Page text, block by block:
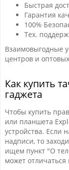
Быстрая
Гарантия
100%
Тех.
Взаимовыгодные
центров и
Как купить
гаджета
Чтобы купить
или планшета
устройства. Если
надписи, то
ищем пункт "О
может